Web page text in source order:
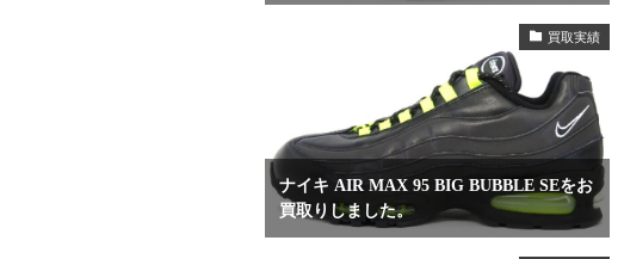
買取実績
ナイキ AIR MAX 95 BIG BUBBLE SEをお
買取りしました。